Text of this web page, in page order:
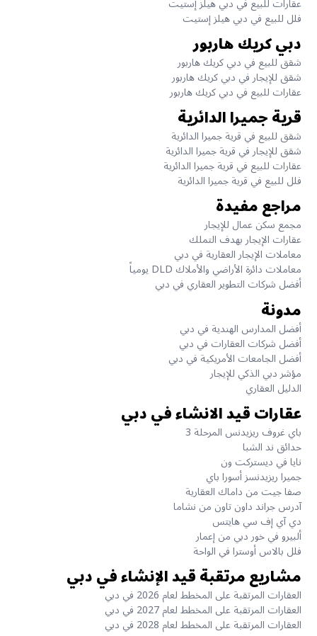
فلل للبيع في دبي هيلز إستيت
دبي كريك هاربور
شقق للبيع في دبي كريك هاربور
شقق للإيجار في دبي كريك هاربور
عقارات للبيع في دبي كريك هاربور
قرية جميرا الدائرية
شقق للبيع في قرية جميرا الدائرية
شقق للإيجار في قرية جميرا الدائرية
عقارات للبيع في قرية جميرا الدائرية
فلل للبيع في قرية جميرا الدائرية
مراجع مفيدة
مجمع سكن عمال للإيجار
عقارات الإيجار بهدف التملك
معاملات الإيجار العقارية في دبي
معاملات دائرة الأراضي والأملاك DLD يومياً
أفضل شركات التطوير العقاري في دبي
مدونة
أفضل المدارس الهندية في دبي
أفضل شركات العقارات في دبي
أفضل الجامعات الأمريكية في دبي
مؤشر دبي الذكي للإيجار
الدليل العقاري
عقارات قيد الانشاء في دبي
باي غروف ريزيدنس المرحلة 3
حدائق ند الشبا
نايا في ديستركت ون
جميرا ريزيدنسز أسورا باي
صفا جيت من داماك العقارية
آدرس جراند داون تاون من نشاما
دي آي إف سي هايتس
ألبيرو في خور دبي من إعمار
فلل بالاس أوسترا في الواحة
مشاريع مرتقبة قيد الإنشاء في دبي
العقارات المرتقبة على المخطط لعام 2026 في دبي
العقارات المرتقبة على المخطط لعام 2027 في دبي
العقارات المرتقبة على المخطط لعام 2028 في دبي